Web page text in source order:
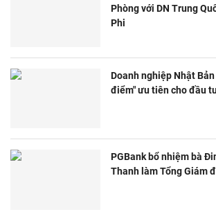
Phòng với DN Trung
Phi
Doanh nghiệp Nhật
điểm" ưu tiên cho đầu
PGBank bổ nhiệm bà
Thanh làm Tổng Giám